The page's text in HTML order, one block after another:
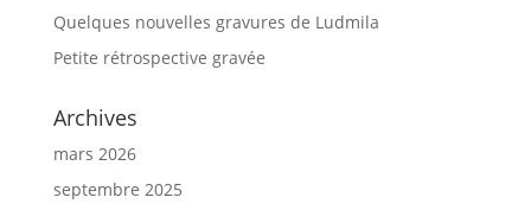
Quelques nouvelles gravures de Ludmila
Petite rétrospective gravée
Archives
mars 2026
septembre 2025